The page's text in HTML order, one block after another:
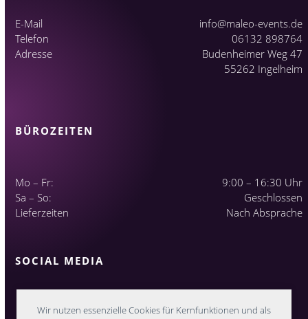
Wir nutzen essenzielle Cookies für Kernfunktionen und als
E-Mail
info@maleo-events.de
Telefon
06132 898764
Adresse
Budenheimer Weg 47
55262 Ingelheim
BÜROZEITEN
Mo – Fr:
9:00 – 16:30 Uhr
Sa – So:
Geschlossen
Lieferzeiten
Nach Absprache
SOCIAL MEDIA